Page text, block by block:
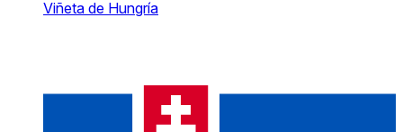
Viñeta de Hungría